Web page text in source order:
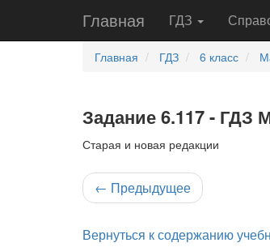
Главная ГДЗ
Главная ГДЗ 6 класс
Задание 6.117 - ГДЗ
Старая и новая редакции
← Предыдущее
Вернуться к содержанию